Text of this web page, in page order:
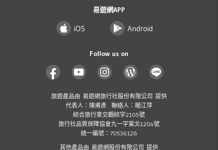
易遊網APP
iOS Android
Follow us on
旅遊產品由 易遊網旅行社股份有限公司 提供
代表人：陳甫彥 聯絡人：楊江萍
綜合旅行業交觀綜字2105號
旅行社品質保障協會九一字第北1204號
統一編號：70536126
其他產品由 易遊網股份有限公司 提供